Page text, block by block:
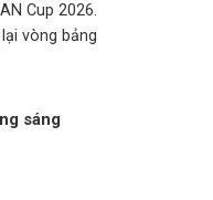
Cup 2026.
vòng bảng
sáng